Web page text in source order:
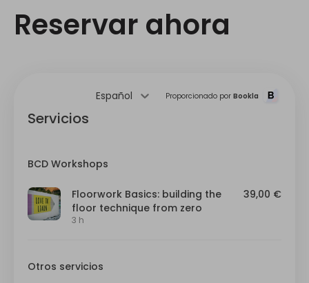
Reservar ahora